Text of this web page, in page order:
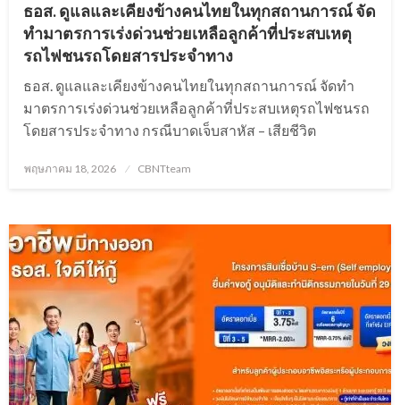
ธอส. ดูแลและเคียงข้างคนไทยในทุกสถานการณ์ จัด
ทำมาตรการเร่งด่วนช่วยเหลือลูกค้าที่ประสบเหตุ
รถไฟชนรถโดยสารประจำทาง
ธอส. ดูแลและเคียงข้างคนไทยในทุกสถานการณ์ จัดทำ
มาตรการเร่งด่วนช่วยเหลือลูกค้าที่ประสบเหตุรถไฟชนรถ
โดยสารประจำทาง กรณีบาดเจ็บสาหัส – เสียชีวิต
Posted
พฤษภาคม 18, 2026 CBNTteam